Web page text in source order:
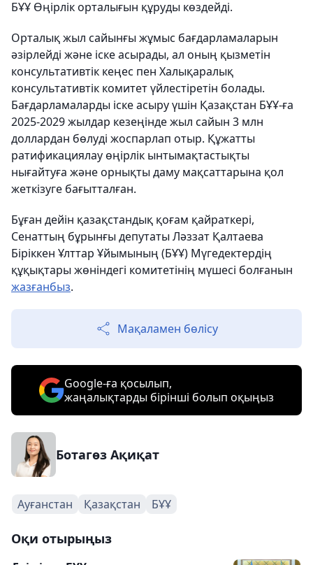
БҰҰ Өңірлік орталығын құруды көздейді.
Орталық жыл сайынғы жұмыс бағдарламаларын
әзірлейді және іске асырады, ал оның қызметін
консультативтік кеңес пен Халықаралық
консультативтік комитет үйлестіретін болады.
Бағдарламаларды іске асыру үшін Қазақстан БҰҰ-ға
2025-2029 жылдар кезеңінде жыл сайын 3 млн
доллардан бөлуді жоспарлап отыр. Құжатты
ратификациялау өңірлік ынтымақтастықты
нығайтуға және орнықты даму мақсаттарына қол
жеткізуге бағытталған.
Бұған дейін қазақстандық қоғам қайраткері,
Сенаттың бұрынғы депутаты Ләззат Қалтаева
Біріккен Ұлттар Ұйымының (БҰҰ) Мүгедектердің
құқықтары жөніндегі комитетінің мүшесі болғанын
жазғанбыз.
Мақаламен бөлісу
Google-ға қосылып,
жаңалықтарды бірінші болып оқыңыз
Ботагөз Ақиқат
Ауғанстан Қазақстан БҰҰ
Оқи отырыңыз